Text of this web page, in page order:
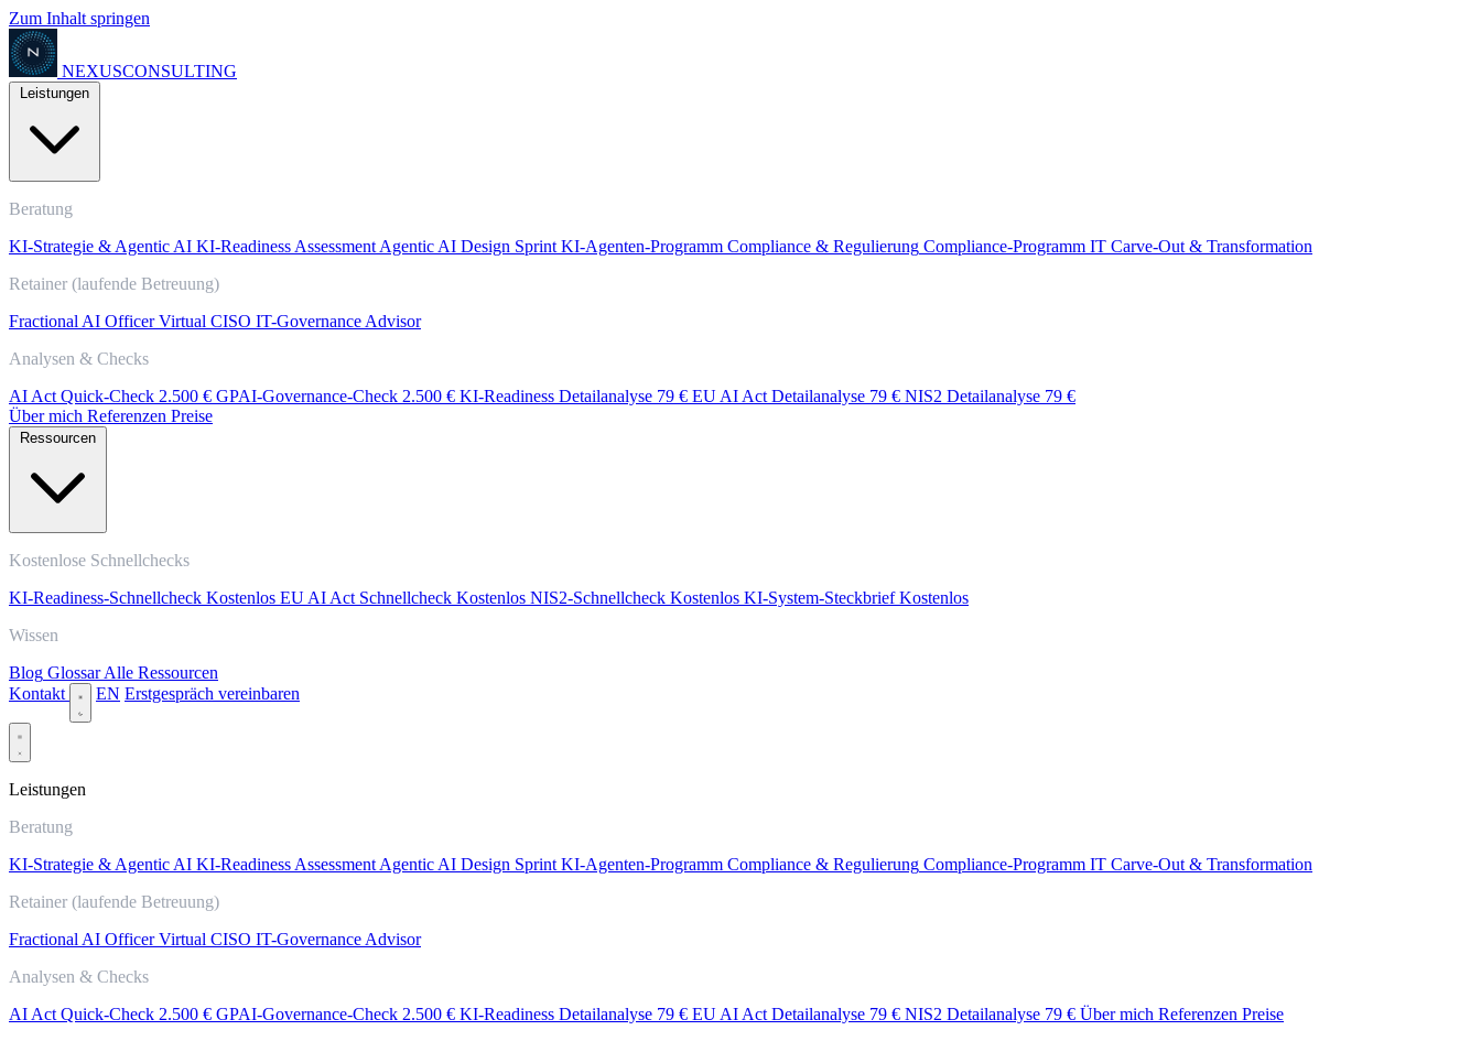
Zum Inhalt springen
NEXUSCONSULTING
Beratung
KI-Strategie & Agentic AI KI-Readiness Assessment Agentic AI Design Sprint KI-Agenten-Programm Compliance & Regulierung Compliance-Programm IT Carve-Out & Transformation
Retainer (laufende Betreuung)
Fractional AI Officer Virtual CISO IT-Governance Advisor
Analysen & Checks
AI Act Quick-Check 2.500 € GPAI-Governance-Check 2.500 € KI-Readiness Detailanalyse 79 € EU AI Act Detailanalyse 79 € NIS2 Detailanalyse 79 €
Über mich Referenzen Preise
Kostenlose Schnellchecks
KI-Readiness-Schnellcheck Kostenlos EU AI Act Schnellcheck Kostenlos NIS2-Schnellcheck Kostenlos KI-System-Steckbrief Kostenlos
Wissen
Blog Glossar Alle Ressourcen
Kontakt
EN Erstgespräch vereinbaren
Leistungen
Beratung
KI-Strategie & Agentic AI KI-Readiness Assessment Agentic AI Design Sprint KI-Agenten-Programm Compliance & Regulierung Compliance-Programm IT Carve-Out & Transformation
Retainer (laufende Betreuung)
Fractional AI Officer Virtual CISO IT-Governance Advisor
Analysen & Checks
AI Act Quick-Check 2.500 € GPAI-Governance-Check 2.500 € KI-Readiness Detailanalyse 79 € EU AI Act Detailanalyse 79 € NIS2 Detailanalyse 79 € Über mich Referenzen Preise